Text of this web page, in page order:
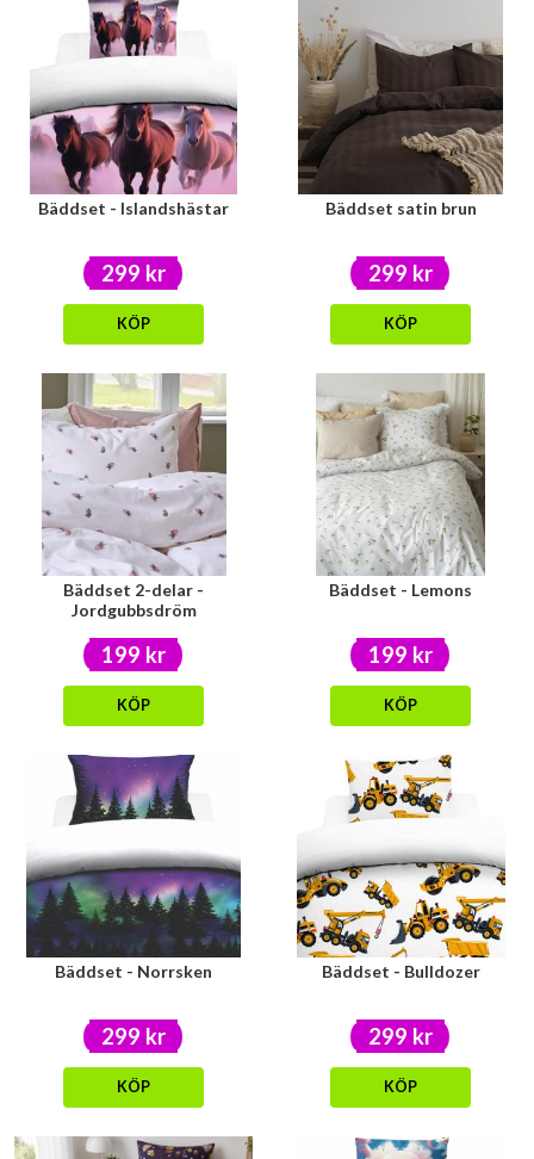
Bäddset - Islandshästar
299 kr
KÖP
Bäddset satin brun
299 kr
KÖP
Bäddset 2-delar -
Jordgubbsdröm
199 kr
KÖP
Bäddset - Lemons
199 kr
KÖP
Bäddset - Norrsken
299 kr
KÖP
Bäddset - Bulldozer
299 kr
KÖP